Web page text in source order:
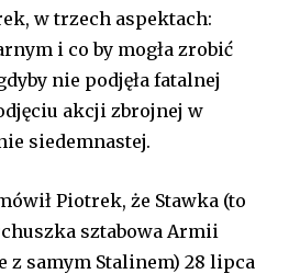
w trzech aspektach:
i co by mogła zrobić
nie podjęła fatalnej
akcji zbrojnej w
siedemnastej.
Piotrek, że Stawka (to
sztabowa Armii
z samym Stalinem) 28 lipca